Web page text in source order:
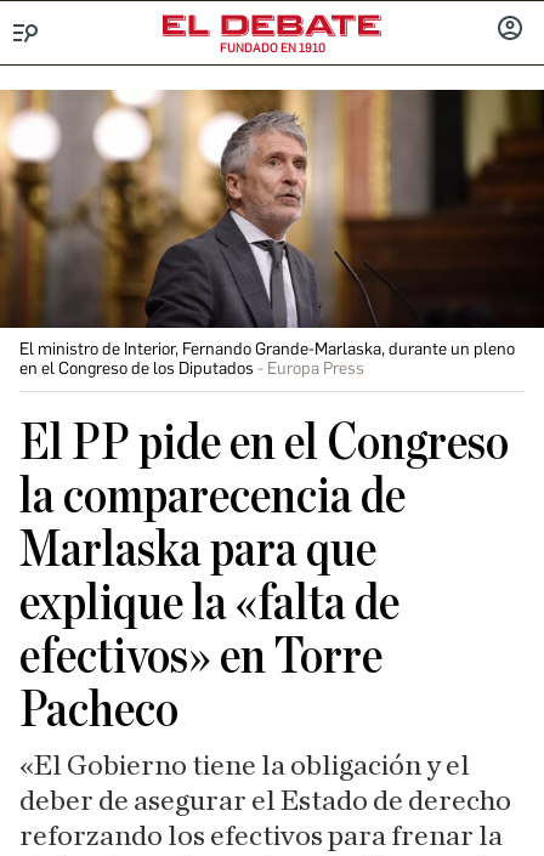
FUNDADO EN 1910
El ministro de Interior, Fernando Grande-Marlaska, durante un pleno
en el Congreso de los Diputados
Europa Press
El PP pide en el Congreso
la comparecencia de
Marlaska para que
explique la «falta de
efectivos» en Torre
Pacheco
«El Gobierno tiene la obligación y el
deber de asegurar el Estado de derecho
reforzando los efectivos para frenar la